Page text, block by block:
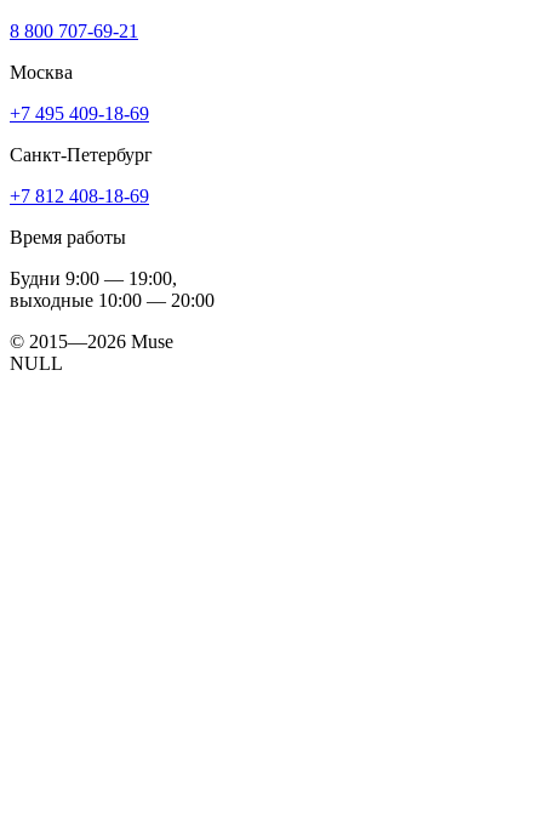
8 800 707-69-21
Москва
+7 495 409-18-69
Санкт-Петербург
+7 812 408-18-69
Время работы
Будни 9:00 — 19:00,
выходные 10:00 — 20:00
© 2015—2026 Muse
NULL